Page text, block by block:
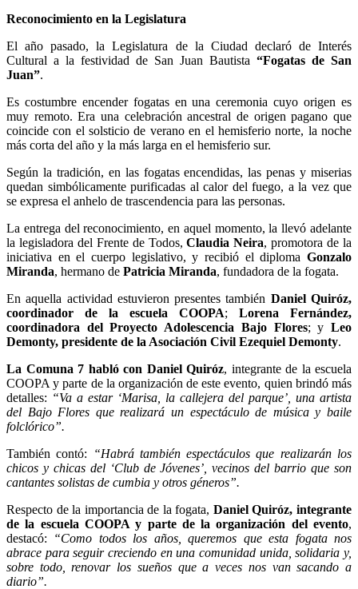
Reconocimiento en la Legislatura
El año pasado, la Legislatura de la Ciudad declaró de Interés
Cultural a la festividad de San Juan Bautista “Fogatas de San
Juan”.
Es costumbre encender fogatas en una ceremonia cuyo origen es
muy remoto. Era una celebración ancestral de origen pagano que
coincide con el solsticio de verano en el hemisferio norte, la noche
más corta del año y la más larga en el hemisferio sur.
Según la tradición, en las fogatas encendidas, las penas y miserias
quedan simbólicamente purificadas al calor del fuego, a la vez que
se expresa el anhelo de trascendencia para las personas.
La entrega del reconocimiento, en aquel momento, la llevó adelante
la legisladora del Frente de Todos,Claudia Neira, promotora de la
iniciativa en el cuerpo legislativo, y recibió el diploma Gonzalo
Miranda, hermano de Patricia Miranda, fundadora de la fogata.
En aquella actividad estuvieron presentes también Daniel Quiróz,
coordinador de la escuela COOPA; Lorena Fernández,
coordinadora del Proyecto Adolescencia Bajo Flores; yLeo
Demonty, presidente de la Asociación Civil Ezequiel Demonty.
La Comuna 7 habló con Daniel Quiróz, integrante de la escuela
COOPA y parte de la organización de este evento, quien brindó más
detalles: “Va a estar ‘Marisa, la callejera del parque’, una artista
del Bajo Flores que realizará un espectáculo de música y baile
folclórico”.
También contó:
“Habrá también espectáculos que realizarán los
chicos y chicas del ‘Club de Jóvenes’, vecinos del barrio que son
cantantes solistas de cumbia y otros géneros”.
Respecto de la importancia de la fogata, Daniel Quiróz, integrante
de la escuela COOPA y parte de la organización del evento,
destacó: “Como todos los años, queremos que esta fogata nos
abrace para seguir creciendo en una comunidad unida, solidaria y,
sobre todo, renovar los sueños que a veces nos van sacando a
diario”.